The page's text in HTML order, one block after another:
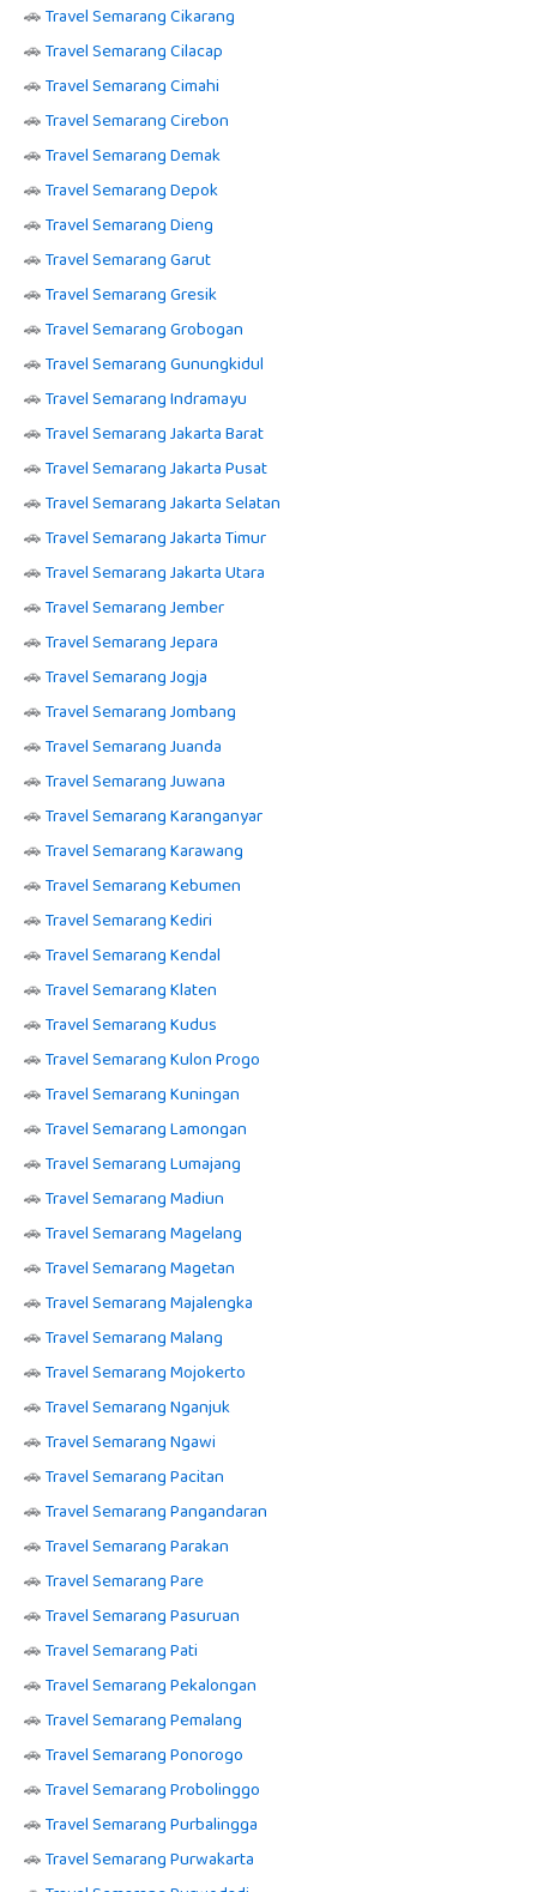
🚗Travel Semarang Cikarang
🚗Travel Semarang Cilacap
🚗Travel Semarang Cimahi
🚗Travel Semarang Cirebon
🚗Travel Semarang Demak
🚗Travel Semarang Depok
🚗Travel Semarang Dieng
🚗Travel Semarang Garut
🚗Travel Semarang Gresik
🚗Travel Semarang Grobogan
🚗Travel Semarang Gunungkidul
🚗Travel Semarang Indramayu
🚗Travel Semarang Jakarta Barat
🚗Travel Semarang Jakarta Pusat
🚗Travel Semarang Jakarta Selatan
🚗Travel Semarang Jakarta Timur
🚗Travel Semarang Jakarta Utara
🚗Travel Semarang Jember
🚗Travel Semarang Jepara
🚗Travel Semarang Jogja
🚗Travel Semarang Jombang
🚗Travel Semarang Juanda
🚗Travel Semarang Juwana
🚗Travel Semarang Karanganyar
🚗Travel Semarang Karawang
🚗Travel Semarang Kebumen
🚗Travel Semarang Kediri
🚗Travel Semarang Kendal
🚗Travel Semarang Klaten
🚗Travel Semarang Kudus
🚗Travel Semarang Kulon Progo
🚗Travel Semarang Kuningan
🚗Travel Semarang Lamongan
🚗Travel Semarang Lumajang
🚗Travel Semarang Madiun
🚗Travel Semarang Magelang
🚗Travel Semarang Magetan
🚗Travel Semarang Majalengka
🚗Travel Semarang Malang
🚗Travel Semarang Mojokerto
🚗Travel Semarang Nganjuk
🚗Travel Semarang Ngawi
🚗Travel Semarang Pacitan
🚗Travel Semarang Pangandaran
🚗Travel Semarang Parakan
🚗Travel Semarang Pare
🚗Travel Semarang Pasuruan
🚗Travel Semarang Pati
🚗Travel Semarang Pekalongan
🚗Travel Semarang Pemalang
🚗Travel Semarang Ponorogo
🚗Travel Semarang Probolinggo
🚗Travel Semarang Purbalingga
🚗Travel Semarang Purwakarta